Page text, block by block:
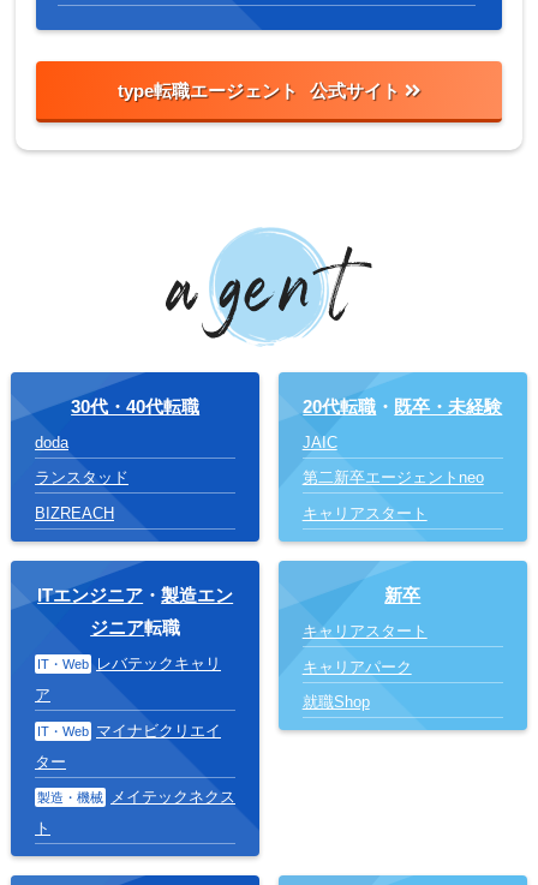
type転職エージェント
30代・40代転職
doda
ランスタッド
BIZREACH
20代転職 ・ 既卒・未経験
JAIC
第二新卒エージェントneo
キャリアスタート
ITエンジニア ・製造エン
ジニア転職
IT・Web
レバテックキャリ
ア
IT・Web マイナビクリエイ
ター
製造・機械
メイテックネクス
ト
新卒
キャリアスタート
キャリアパーク
就職Shop